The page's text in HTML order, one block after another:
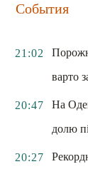
События
21:02
варто
20:47
На
долю
20:27